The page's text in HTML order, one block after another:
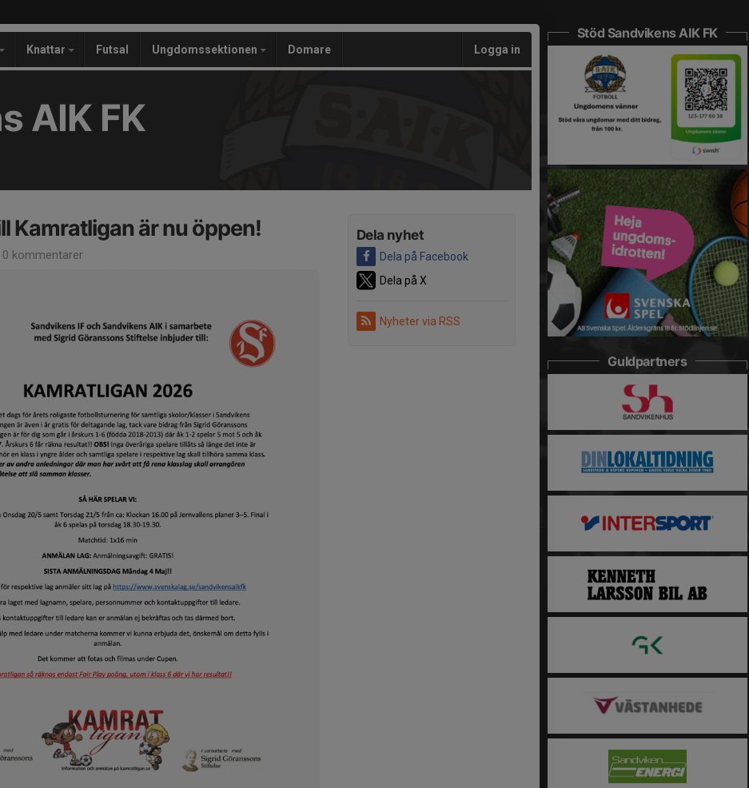
Knattar Futsal Ungdomssektionen Domare Logga in
AIK FK
Dela nyhet
Dela på Facebook
Dela på X
Nyheter via RSS
Kamratligan är nu öppen!
0 kommentarer
Stöd Sandvikens AIK FK
Guldpartners